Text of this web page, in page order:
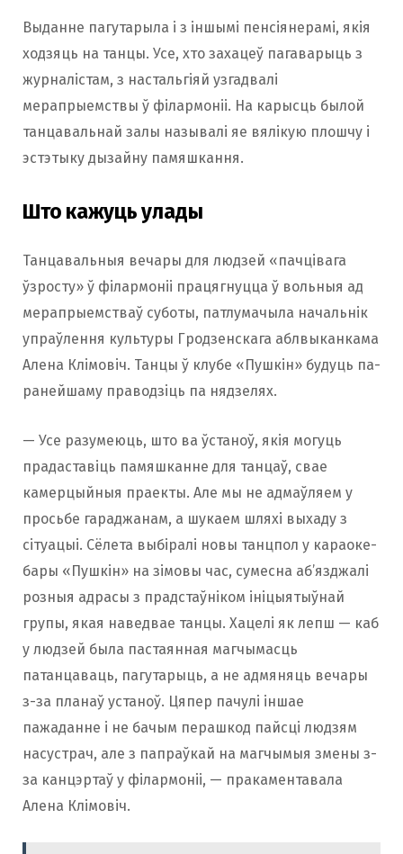
Выданне пагутарыла і з іншымі пенсіянерамі, якія
ходзяць на танцы. Усе, хто захацеў пагаварыць з
журналістам, з настальгіяй узгадвалі
мерапрыемствы ў філармоніі. На карысць былой
танцавальнай залы называлі яе вялікую плошчу і
эстэтыку дызайну памяшкання.
Што кажуць улады
Танцавальныя вечары для людзей «пачцівага
ўзросту» ў філармоніі працягнуцца ў вольныя ад
мерапрыемстваў суботы, патлумачыла начальнік
упраўлення культуры Гродзенскага аблвыканкама
Алена Клімовіч. Танцы ў клубе «Пушкін» будуць па-
ранейшаму праводзіць па нядзелях.
— Усе разумеюць, што ва ўстаноў, якія могуць
прадаставіць памяшканне для танцаў, свае
камерцыйныя праекты. Але мы не адмаўляем у
просьбе гараджанам, а шукаем шляхі выхаду з
сітуацыі. Сёлета выбіралі новы танцпол у караоке-
бары «Пушкін» на зімовы час, сумесна аб’язджалі
розныя адрасы з прадстаўніком ініцыятыўнай
групы, якая наведвае танцы. Хацелі як лепш — каб
у людзей была пастаянная магчымасць
патанцаваць, пагутарыць, а не адмяняць вечары
з-за планаў устаноў. Цяпер пачулі іншае
пажаданне і не бачым перашкод пайсці людзям
насустрач, але з папраўкай на магчымыя змены з-
за канцэртаў у філармоніі, — пракаментавала
Алена Клімовіч.